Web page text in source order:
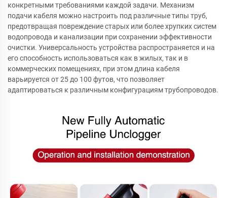
конкретными требованиями каждой задачи. Механизм
подачи кабеля можно настроить под различные типы труб,
предотвращая повреждение старых или более хрупких систем
водопровода и канализации при сохранении эффективности
очистки. Универсальность устройства распространяется и на
его способность использоваться как в жилых, так и в
коммерческих помещениях, при этом длина кабеля
варьируется от 25 до 100 футов, что позволяет
адаптироваться к различным конфигурациям трубопроводов.